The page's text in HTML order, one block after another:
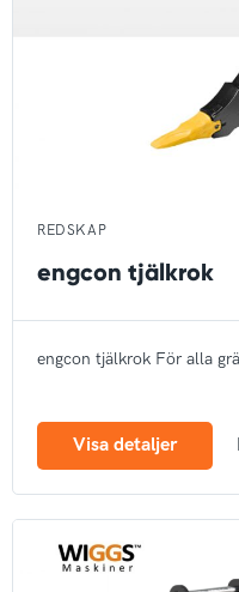
REDSKAP
engcon tjälkrok
engcon tjälkrok För alla
Visa detaljer